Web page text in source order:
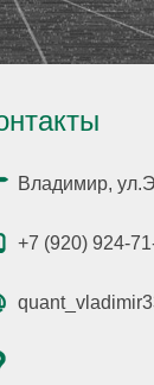
Владимир,
+7 (920) 924-